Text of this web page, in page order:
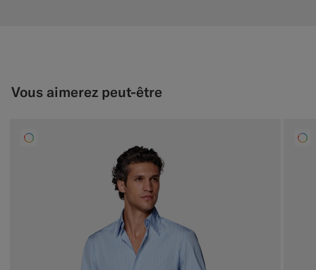
Vous aimerez peut-être